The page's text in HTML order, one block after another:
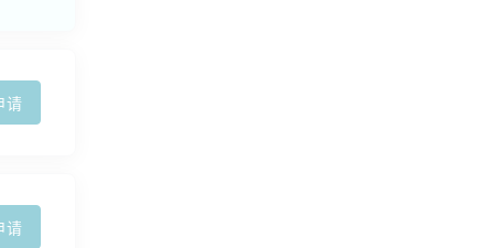
请
请